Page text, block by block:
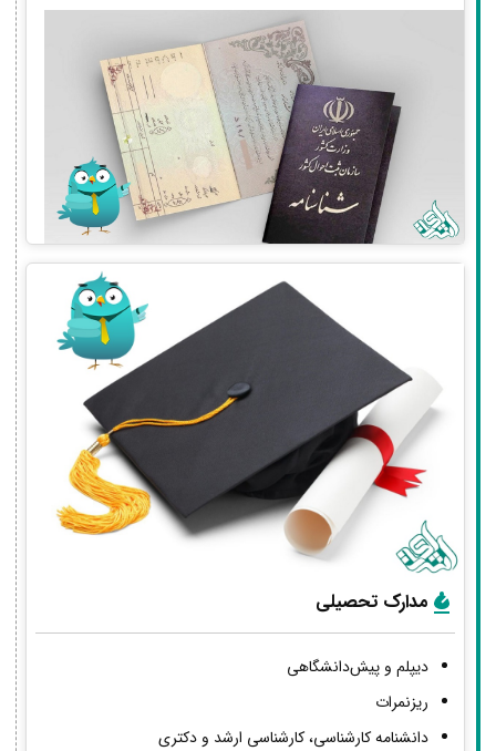
مدارک تحصیلی
دیپلم و پیش‌دانشگاهی
ریزنمرات
دانشنامه کارشناسی، کارشناسی ارشد و دکتری